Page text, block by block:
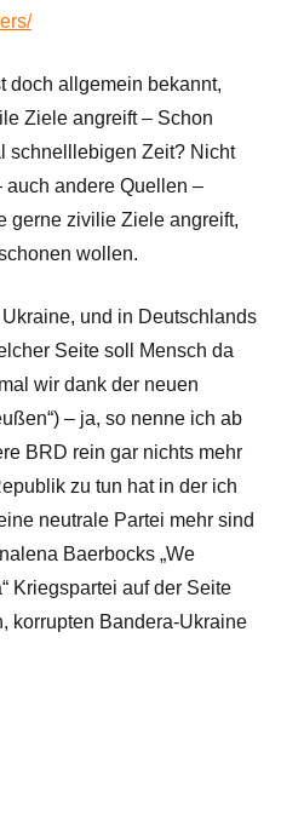
doch allgemein bekannt,
Ziele angreift – Schon
schnelllebigen Zeit? Nicht
auch andere Quellen –
gerne zivilie Ziele angreift,
wollen.
und in Deutschlands
Seite soll Mensch da
wir dank der neuen
– ja, so nenne ich ab
BRD rein gar nichts mehr
zu tun hat in der ich
neutrale Partei mehr sind
Baerbocks „We
Kriegspartei auf der Seite
korrupten Bandera-Ukraine